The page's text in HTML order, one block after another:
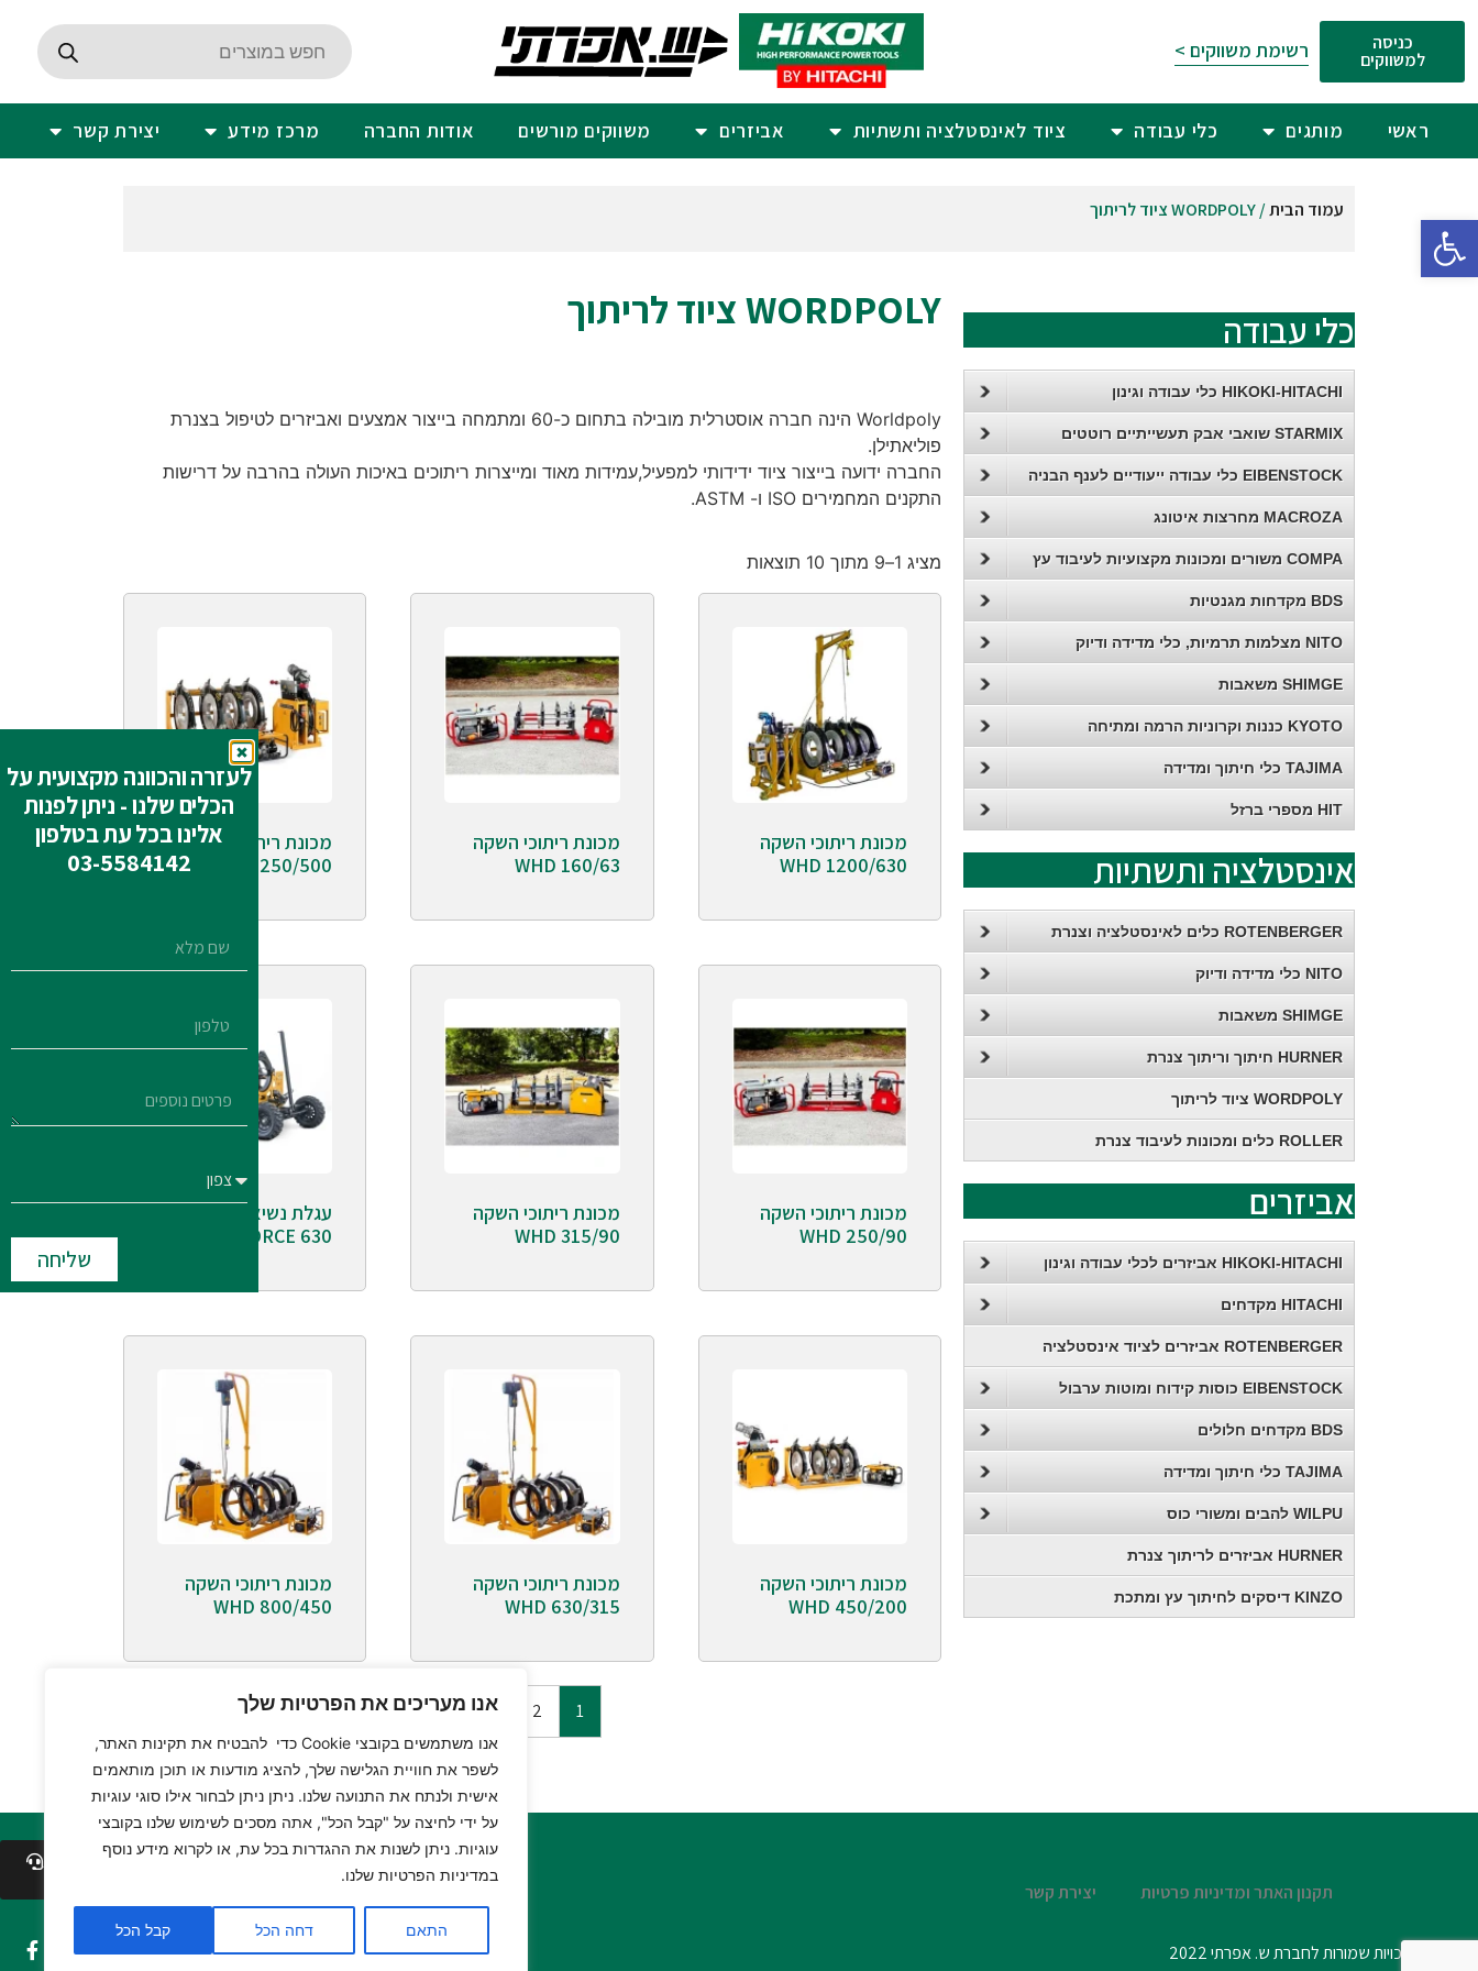
פתח סרגל נגישות
אנו מעריכים את הפרטיות שלך
אנו משתמשים בקובצי Cookie כדי להבטיח את תקינות האתר,
לשפר את חוויית הגלישה שלך, להציג מודעות או תוכן מותאמים
אישית ולנתח את התנועה שלנו. ניתן ניתן לבחור אילו סוגי עוגיות
על ידי לחיצה על "קבל הכל", אתה מסכים לשימוש שלנו בקובצי
עוגיות. ניתן לשנות את ההגדרות בכל עת, או לקרוא מידע נוסף
במדיניות הפרטיות שלנו.
התאם דחה הכל קבל הכל
כניסה
למשווקים רשימת משווקים >
ראשי מותגים כלי עבודה ציוד לאינסטלציה ותשתיות אביזרים משווקים מורשים אודות החברה מרכז מידע יצירת קשר
עמוד הבית/ WORDPOLY ציוד לריתוך
כלי עבודה
HIKOKI-HITACHI כלי עבודה וגינון
STARMIX שואבי אבק תעשייתיים רוטטים
EIBENSTOCK כלי עבודה ייעודיים לענף הבניה
MACROZA מחרצות איטונג
COMPA משורים ומכונות מקצועיות לעיבוד עץ
BDS מקדחות מגנטיות
NITO מצלמות תרמיות, כלי מדידה ודיוק
SHIMGE משאבות
KYOTO כננות וקרוניות הרמה ומתיחה
TAJIMA כלי חיתוך ומדידה
HIT מספרי ברזל
אינסטלציה ותשתיות
ROTENBERGER כלים לאינסטלציה וצנרת
NITO כלי מדידה ודיוק
SHIMGE משאבות
HURNER חיתוך וריתוך צנרת
WORDPOLY ציוד לריתוך
ROLLER כלים ומכונות לעיבוד צנרת
אביזרים
HIKOKI-HITACHI אביזרים לכלי עבודה וגינון
HITACHI מקדחים
ROTENBERGER אביזרים לציוד אינסטלציה
EIBENSTOCK כוסות קידוח ומוטות ערבול
BDS מקדחים חלולים
TAJIMA כלי חיתוך ומדידה
WILPU להבים ומשורי כוס
HURNER אביזרים לריתוך צנרת
KINZO דיסקים לחיתוך עץ ומתכת
WORDPOLY ציוד לריתוך
Worldpoly הינה חברה אוסטרלית מובילה בתחום כ-60 ומתמחה בייצור אמצעים ואביזרים לטיפול בצנרת
פוליאתילן.
החברה ידועה בייצור ציוד ידידותי למפעיל,עמידות מאוד ומייצרות ריתוכים באיכות העולה בהרבה על דרישות
התקנים המחמירים ISO ו- ASTM.
מציג 1–9 מתוך 10 תוצאות
מכונת ריתוכי השקה
WHD 1200/630
מכונת ריתוכי השקה
WHD 160/63
מכונת ריתוכי השקה
WHD 250/500
מכונת ריתוכי השקה
WHD 250/90
מכונת ריתוכי השקה
WHD 315/90
עגלת נשיאה
POLYFORCE 630
מכונת ריתוכי השקה
WHD 450/200
מכונת ריתוכי השקה
WHD 630/315
מכונת ריתוכי השקה
WHD 800/450
1
2
←
לייעוץ ללא
תקנון האתר ומדיניות פרטיות יצירת קשר
© כל הזכויות שמורות לחברת ש. אפרתי 2022
לעזרה והכוונה מקצועית על
הכלים שלנו - ניתן לפנות
אלינו בכל עת בטלפון
03-5584142
שליחה